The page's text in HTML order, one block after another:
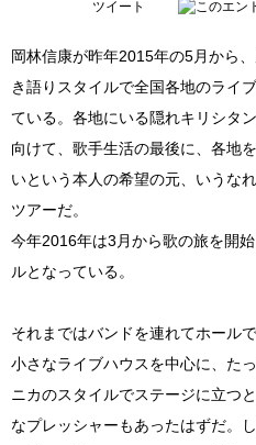
ツイート
岡林信康が昨年2015年の5月から
き語りスタイルで全国各地のライ
ている。各地にいる隠れキリシタ
向けて、歌手生活の最後に、各地
いという本人の希望の元、いうな
ツアーだ。
今年2016年は3月から歌の旅を開
ルとなっている。
それまではバンドを連れてホール
小さなライブハウスを中心に、た
ニカのスタイルでステージに立つ
なプレッシャーもあったはずだ。